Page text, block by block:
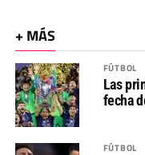
+ MÁS
FÚTBOL
Las
fecha
FÚTBOL